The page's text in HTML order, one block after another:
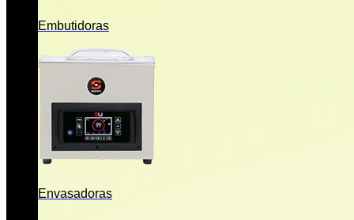
Embutidoras
Envasadoras